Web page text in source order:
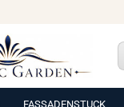
FASSADENSTUCK